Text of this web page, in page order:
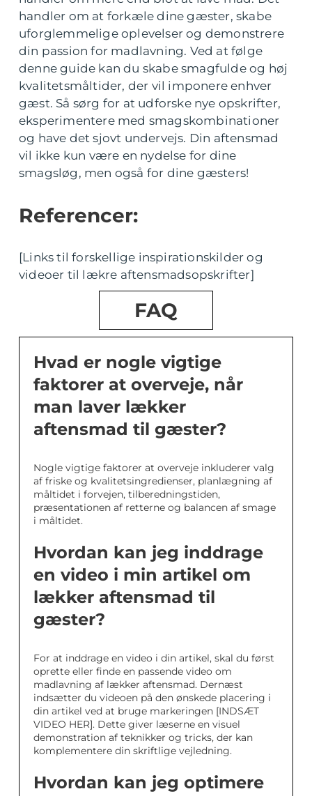
handler om at forkæle dine gæster, skabe
uforglemmelige oplevelser og demonstrere
din passion for madlavning. Ved at følge
denne guide kan du skabe smagfulde og høj
kvalitetsmåltider, der vil imponere enhver
gæst. Så sørg for at udforske nye opskrifter,
eksperimentere med smagskombinationer
og have det sjovt undervejs. Din aftensmad
vil ikke kun være en nydelse for dine
smagsløg, men også for dine gæsters!
Referencer:
[Links til forskellige inspirationskilder og
videoer til lækre aftensmadsopskrifter]
FAQ
Hvad er nogle vigtige
faktorer at overveje, når
man laver lækker
aftensmad til gæster?
Nogle vigtige faktorer at overveje inkluderer valg
af friske og kvalitetsingredienser, planlægning af
måltidet i forvejen, tilberedningstiden,
præsentationen af retterne og balancen af smage
i måltidet.
Hvordan kan jeg inddrage
en video i min artikel om
lækker aftensmad til
gæster?
For at inddrage en video i din artikel, skal du først
oprette eller finde en passende video om
madlavning af lækker aftensmad. Dernæst
indsætter du videoen på den ønskede placering i
din artikel ved at bruge markeringen [INDSÆT
VIDEO HER]. Dette giver læserne en visuel
demonstration af teknikker og tricks, der kan
komplementere din skriftlige vejledning.
Hvordan kan jeg optimere